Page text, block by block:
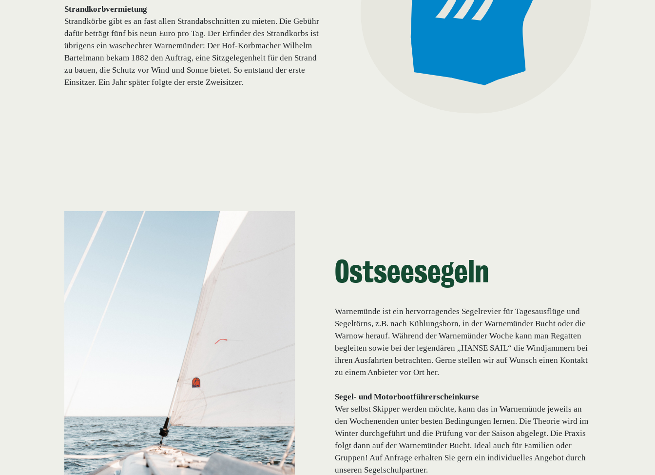
Strandkorbvermietung
Strandkörbe gibt es an fast allen Strandabschnitten zu mieten. Die Gebühr
dafür beträgt fünf bis neun Euro pro Tag. Der Erfinder des Strandkorbs ist
übrigens ein waschechter Warnemünder: Der Hof-Korbmacher Wilhelm
Bartelmann bekam 1882 den Auftrag, eine Sitzgelegenheit für den Strand
zu bauen, die Schutz vor Wind und Sonne bietet. So entstand der erste
Einsitzer. Ein Jahr später folgte der erste Zweisitzer.
Ostseesegeln
Warnemünde ist ein hervorragendes Segelrevier für Tagesausflüge und
Segeltörns, z.B. nach Kühlungsborn, in der Warnemünder Bucht oder die
Warnow herauf. Während der Warnemünder Woche kann man Regatten
begleiten sowie bei der legendären „HANSE SAIL“ die Windjammern bei
ihren Ausfahrten betrachten. Gerne stellen wir auf Wunsch einen Kontakt
zu einem Anbieter vor Ort her.
Segel- und Motorbootführerscheinkurse
Wer selbst Skipper werden möchte, kann das in Warnemünde jeweils an
den Wochenenden unter besten Bedingungen lernen. Die Theorie wird im
Winter durchgeführt und die Prüfung vor der Saison abgelegt. Die Praxis
folgt dann auf der Warnemünder Bucht. Ideal auch für Familien oder
Gruppen! Auf Anfrage erhalten Sie gern ein individuelles Angebot durch
unseren Segelschulpartner.